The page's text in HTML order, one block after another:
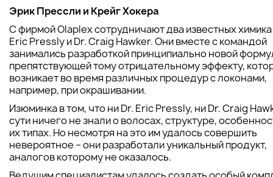
Эрик Прессли и Крейг Хокера
С фирмой Olaplex сотрудничают два известных
Eric Pressly и Dr. Craig Hawker. Они вместе с командой
занимались разработкой принципиально новой
препятствующей тому отрицательному эффекту,
возникает во время различных процедур с локонами,
например, при окрашивании.
Изюминка в том, что ни Dr. Eric Pressly, ни Dr. Craig
сути ничего не знали о волосах, структуре,
их типах. Но несмотря на это им удалось совершить
невероятное – они разработали уникальный продукт,
аналогов которому не оказалось.